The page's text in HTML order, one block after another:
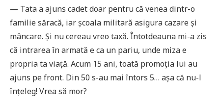
— Tata a ajuns cadet doar pentru că venea dintr-o
familie săracă, iar școala militară asigura cazare și
mâncare. Și nu cereau vreo taxă. Întotdeauna mi-a zis
că intrarea în armată e ca un pariu, unde miza e
propria ta viață. Acum 15 ani, toată promoția lui au
ajuns pe front. Din 50 s-au mai întors 5… așa că nu-l
înțeleg! Vrea să mor?